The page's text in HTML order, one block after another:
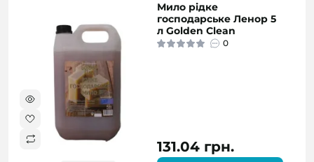
Мило рідке
господарське Ленор 5
л Golden Clean
0
131.04 грн.